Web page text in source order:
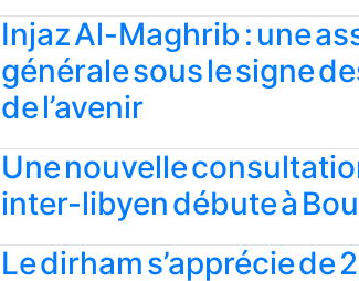
Injaz Al-Maghrib : une
générale sous le signe
de l’avenir
Une nouvelle
inter-libyen débute à
Le dirham s’apprécie de